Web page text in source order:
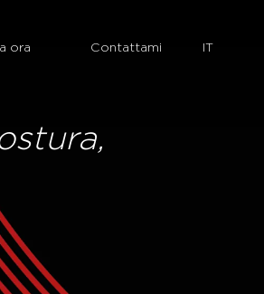
ora Contattami